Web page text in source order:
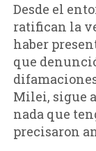
Desde el
ratifican la
haber
que
Milei, sigue
nada que
precisaron